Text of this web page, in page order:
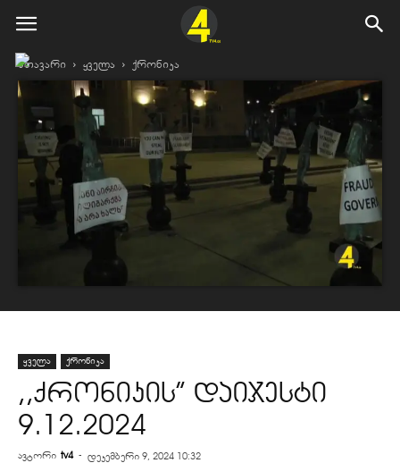
მთავარი ყველა ქრონიკა
ყველა ქრონიკა
,,ქრონიკის” დაიჯესტი
9.12.2024
ავტორი tv4 - დეკემბერი 9, 2024 10:32